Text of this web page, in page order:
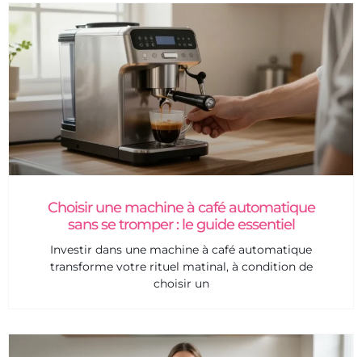
Choisir une machine à café automatique
sans se tromper : le guide essentiel
Investir dans une machine à café automatique
transforme votre rituel matinal, à condition de
choisir un